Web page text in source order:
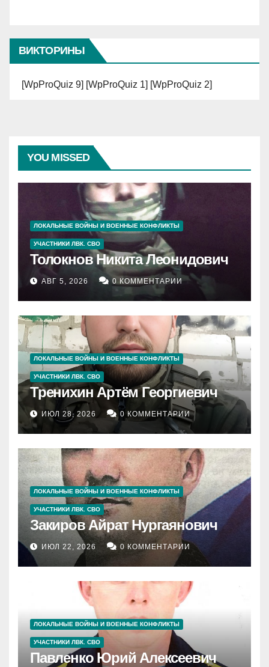
ВИКТОРИНЫ
[WpProQuiz 9] [WpProQuiz 1] [WpProQuiz 2]
YOU MISSED
ЛОКАЛЬНЫЕ ВОЙНЫ И ВОЕННЫЕ КОНФЛИКТЫ
УЧАСТНИКИ ЛВК. СВО
Толокнов Никита Леонидович
АВГ 5, 2026 0 КОММЕНТАРИИ
ЛОКАЛЬНЫЕ ВОЙНЫ И ВОЕННЫЕ КОНФЛИКТЫ
УЧАСТНИКИ ЛВК. СВО
Тренихин Артём Георгиевич
ИЮЛ 28, 2026 0 КОММЕНТАРИИ
ЛОКАЛЬНЫЕ ВОЙНЫ И ВОЕННЫЕ КОНФЛИКТЫ
УЧАСТНИКИ ЛВК. СВО
Закиров Айрат Нургаянович
ИЮЛ 22, 2026 0 КОММЕНТАРИИ
ЛОКАЛЬНЫЕ ВОЙНЫ И ВОЕННЫЕ КОНФЛИКТЫ
УЧАСТНИКИ ЛВК. СВО
Павленко Юрий Алексеевич